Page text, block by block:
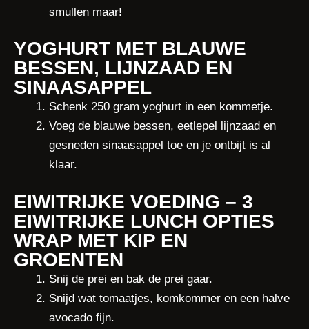
smullen maar!
YOGHURT MET BLAUWE
BESSEN, LIJNZAAD EN
SINAASAPPEL
Schenk 250 gram yoghurt in een kommetje.
Voeg de blauwe bessen, eetlepel lijnzaad en
gesneden sinaasappel toe en je ontbijt is al
klaar.
EIWITRIJKE VOEDING – 3
EIWITRIJKE LUNCH OPTIES
WRAP MET KIP EN
GROENTEN
Snij de prei en bak de prei gaar.
Snijd wat tomaatjes, komkommer en een halve
avocado fijn.